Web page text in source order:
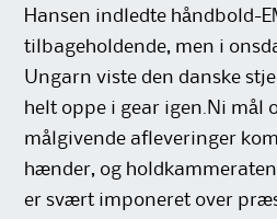
Hansen indledte håndbold-
tilbageholdende, men i
Ungarn viste den danske
helt oppe i gear igen.Ni mål
målgivende afleveringer
hænder, og
er svært imponeret over